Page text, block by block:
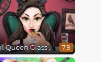
Evil Queen Glass Skin Routine #Influencer 7.9